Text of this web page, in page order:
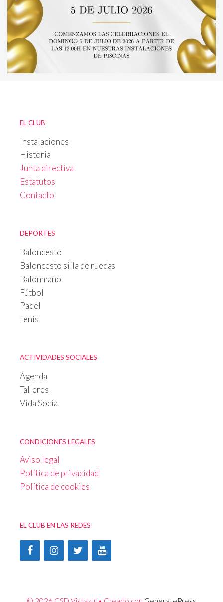
EL CLUB
Instalaciones
Historia
Junta directiva
Estatutos
Contacto
DEPORTES
Baloncesto
Baloncesto silla de ruedas
Balonmano
Fútbol
Padel
Tenis
ACTIVIDADES SOCIALES
Agenda
Talleres
Vida Social
CONDICIONES LEGALES
Aviso legal
Política de privacidad
Política de cookies
EL CLUB EN LAS REDES